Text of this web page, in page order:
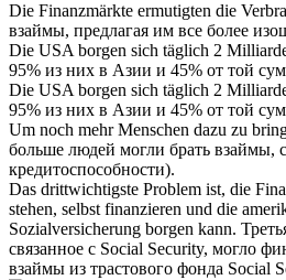
Die Finanzmärkte ermutigten die
взаймы, предлагая им все более
Die USA borgen sich täglich 2
95% из них в Азии и 45% от той
Die USA borgen sich täglich 2
95% из них в Азии и 45% от той
Um noch mehr Menschen dazu zu
больше людей могли брать взаймы,
кредитоспособности).
Das drittwichtigste Problem ist, die
stehen, selbst finanzieren und die
Sozialversicherung borgen kann.
связанное с Social Security, могло
взаймы из трастового фонда Social